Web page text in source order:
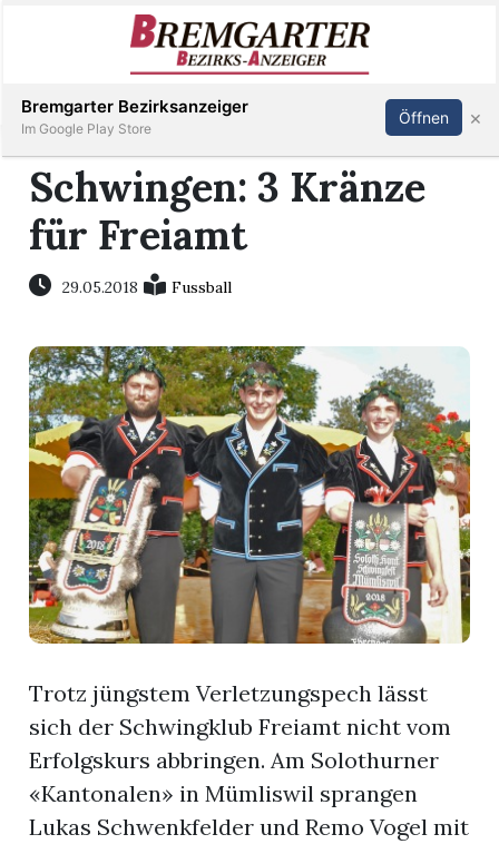
Immobilien
Veranstaltungen
Stellen
E-
Paper
Newsletter
App
Bremgarten
Inserieren Abonnieren Anmelden
Schwingen: 3 Kränze
für Freiamt
29.05.2018 Fussball
Trotz jüngstem Verletzungspech lässt
sich der Schwingklub Freiamt nicht vom
Erfolgskurs abbringen. Am Solothurner
«Kantonalen» in Mümliswil sprangen
Lukas Schwenkfelder und Remo Vogel mit
Bremgarter Bezirksanzeiger
Im Google Play Store
Öffnen ×